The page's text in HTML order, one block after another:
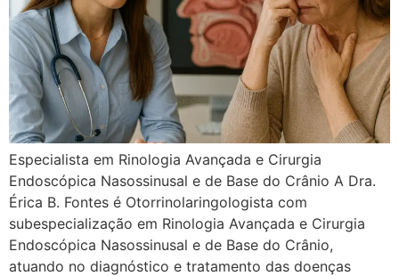
Especialista em Rinologia Avançada e Cirurgia
Endoscópica Nasossinusal e de Base do Crânio A Dra.
Érica B. Fontes é Otorrinolaringologista com
subespecialização em Rinologia Avançada e Cirurgia
Endoscópica Nasossinusal e de Base do Crânio,
atuando no diagnóstico e tratamento das doenças